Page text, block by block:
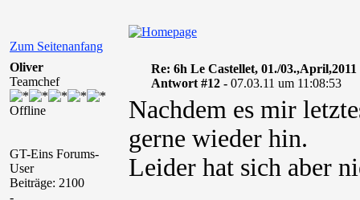
Zum Seitenanfang
Oliver
Teamchef
Offline
GT-Eins Forums-
User
Beiträge: 2100
-
Re: 6h Le Castellet, 01./03.,April,2011
Antwort #12 - 07.03.11 um 11:08:53
Nachdem es mir
gerne wieder hin.
Leider hat sich aber